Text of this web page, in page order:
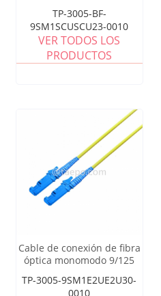
TP-3005-BF-
9SM1SCUSCU23-0010
VER TODOS LOS
PRODUCTOS
Cable de conexión de fibra
óptica monomodo 9/125
UPC
TP-3005-9SM1E2UE2U30-
0010